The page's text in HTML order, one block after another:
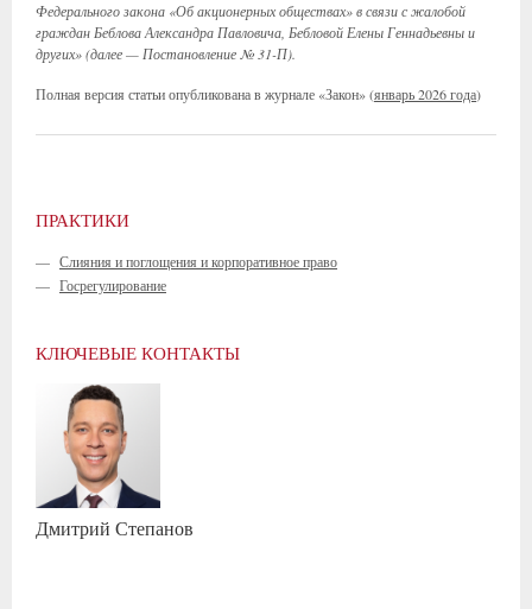
Федерального закона «Об акционерных обществах» в связи с жалобой
граждан Беблова Александра Павловича, Бебловой Елены Геннадьевны и
других» (далее — Постановление № 31-П).
Полная версия статьи опубликована в журнале «Закон» (январь 2026 года)
ПРАКТИКИ
— Слияния и поглощения и корпоративное право
— Госрегулирование
КЛЮЧЕВЫЕ КОНТАКТЫ
Дмитрий Степанов